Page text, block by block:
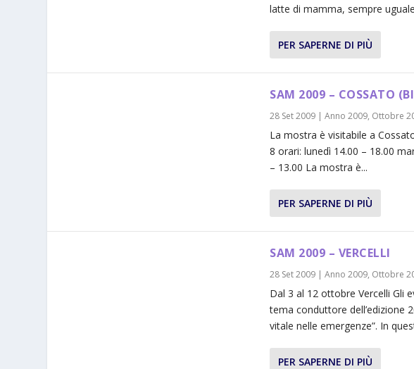
latte di mamma, sempre
PER SAPERNE DI PIÙ
SAM 2009 – COSSATO
28 Set 2009 |Anno 2009, Ottobre
La mostra è visitabile a
8 orari: lunedì 14.00 – 18.00
– 13.00 La mostra è...
PER SAPERNE DI PIÙ
SAM 2009 – VERCELLI
28 Set 2009 |Anno 2009, Ottobre
Dal 3 al 12 ottobre Vercelli Gli
tema conduttore dell’edizione
vitale nelle emergenze”. In
PER SAPERNE DI PIÙ